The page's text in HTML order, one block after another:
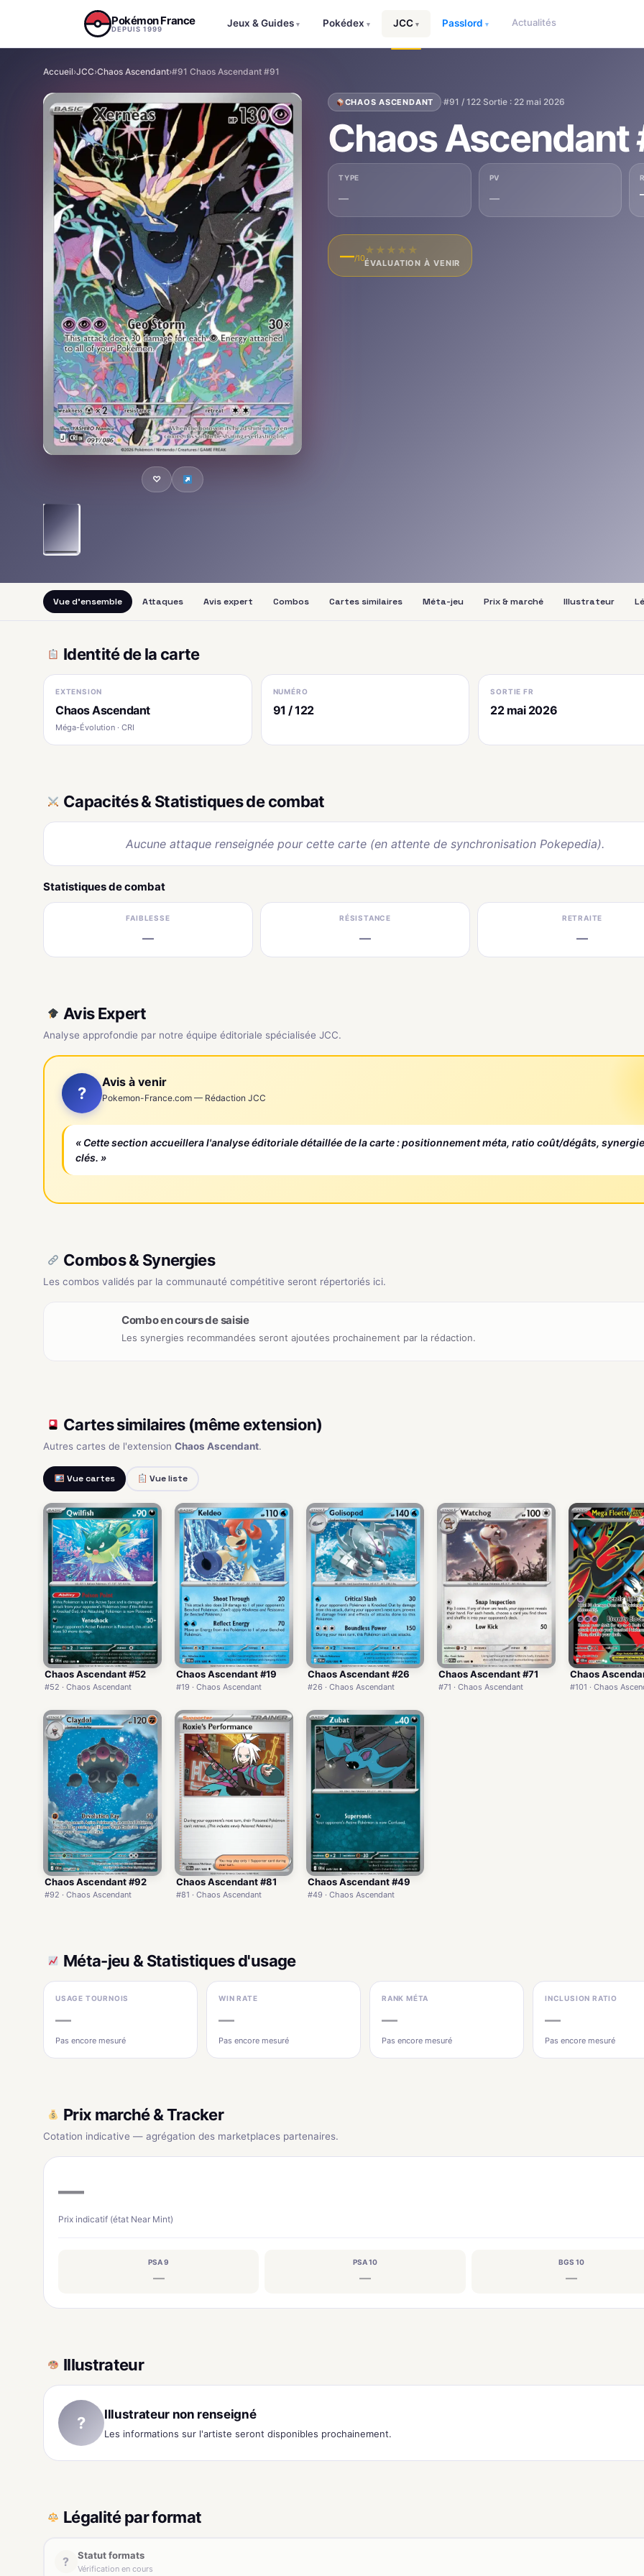
Pokémon France
DEPUIS 1999
Jeux & Guides ▾ Pokédex ▾ JCC ▾ Passlord ▾ Actualités
Accueil›JCC›Chaos Ascendant›#91 Chaos Ascendant #91
♡
CHAOS ASCENDANT ·#91 / 122·Sortie : 22 mai 2026
Chaos Ascendant
TYPE
—
PV
—
—/10
★ ★ ★ ★ ★
ÉVALUATION À VENIR
Vue d'ensemble Attaques Avis expert Combos Cartes similaires Méta-jeu Prix & marché Illustrateur
Identité de la carte
EXTENSION
Chaos Ascendant
Méga-Évolution · CRI
NUMÉRO
91 / 122
SORTIE FR
22 mai 2026
Capacités & Statistiques de combat
Aucune attaque renseignée pour cette carte (en attente de synchronisation Pokepedia).
Statistiques de combat
FAIBLESSE
—
RÉSISTANCE
—
RETRAITE
—
Avis Expert
Analyse approfondie par notre équipe éditoriale spécialisée JCC.
?
Avis à venir
Pokemon-France.com — Rédaction JCC
« Cette section accueillera l'analyse éditoriale détaillée de la carte : positionnement méta, ratio coût/dégâts,
clés. »
Combos & Synergies
Les combos validés par la communauté compétitive seront répertoriés ici.
Combo en cours de saisie
Les synergies recommandées seront ajoutées prochainement par la rédaction.
Cartes similaires (même extension)
Autres cartes de l'extension Chaos Ascendant.
Vue cartes Vue liste
Chaos Ascendant #52
#52 · Chaos Ascendant
Chaos Ascendant #19
#19 · Chaos Ascendant
Chaos Ascendant #26
#26 · Chaos Ascendant
Chaos Ascendant #71
#71 · Chaos Ascendant
Chaos
#101 · Chaos
Chaos Ascendant #92
#92 · Chaos Ascendant
Chaos Ascendant #81
#81 · Chaos Ascendant
Chaos Ascendant #49
#49 · Chaos Ascendant
Méta-jeu & Statistiques d'usage
USAGE TOURNOIS
—
Pas encore mesuré
WIN RATE
—
Pas encore mesuré
RANK MÉTA
—
Pas encore mesuré
INCLUSION RATIO
—
Pas encore mesuré
Prix marché & Tracker
Cotation indicative — agrégation des marketplaces partenaires.
—
Prix indicatif (état Near Mint)
PSA 9
—
PSA 10
—
BGS 10
—
Illustrateur
? Illustrateur non renseigné
Les informations sur l'artiste seront disponibles prochainement.
Légalité par format
? Statut formats
Vérification en cours